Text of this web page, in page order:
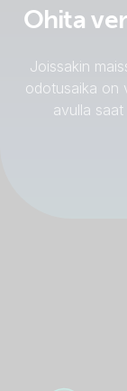
Ohita
Joissakin
odotusaika on
avulla